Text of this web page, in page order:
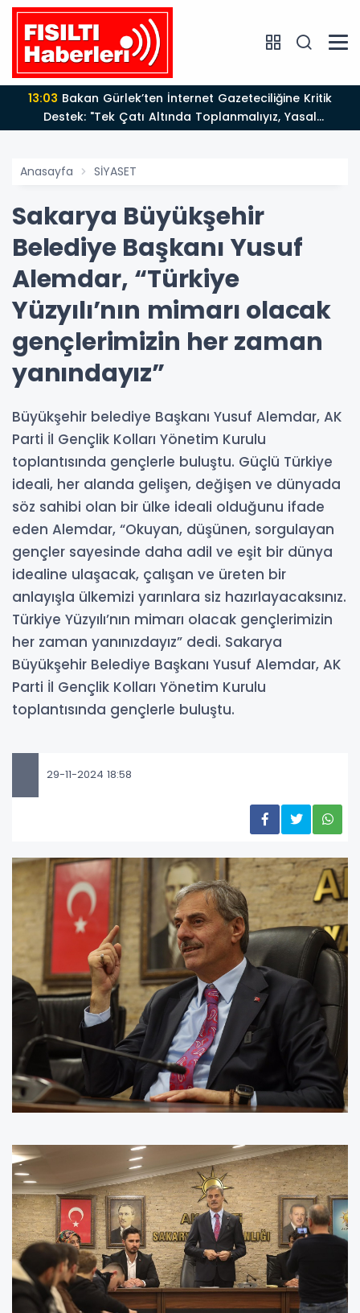
13:03
Destek: "Tek Çatı Altında Toplanmalıyız, Yasal
Düzenlemeye Hazırız"
Anasayfa SİYASET
Sakarya Büyükşehir
Belediye Başkanı Yusuf
Alemdar, “Türkiye
Yüzyılı’nın mimarı olacak
gençlerimizin her zaman
yanındayız”
Büyükşehir belediye Başkanı Yusuf Alemdar, AK
Parti İl Gençlik Kolları Yönetim Kurulu
toplantısında gençlerle buluştu. Güçlü Türkiye
ideali, her alanda gelişen, değişen ve dünyada
söz sahibi olan bir ülke ideali olduğunu ifade
eden Alemdar, “Okuyan, düşünen, sorgulayan
gençler sayesinde daha adil ve eşit bir dünya
idealine ulaşacak, çalışan ve üreten bir
anlayışla ülkemizi yarınlara siz hazırlayacaksınız.
Türkiye Yüzyılı’nın mimarı olacak gençlerimizin
her zaman yanınızdayız” dedi. Sakarya
Büyükşehir Belediye Başkanı Yusuf Alemdar, AK
Parti İl Gençlik Kolları Yönetim Kurulu
toplantısında gençlerle buluştu.
29-11-2024 18:58